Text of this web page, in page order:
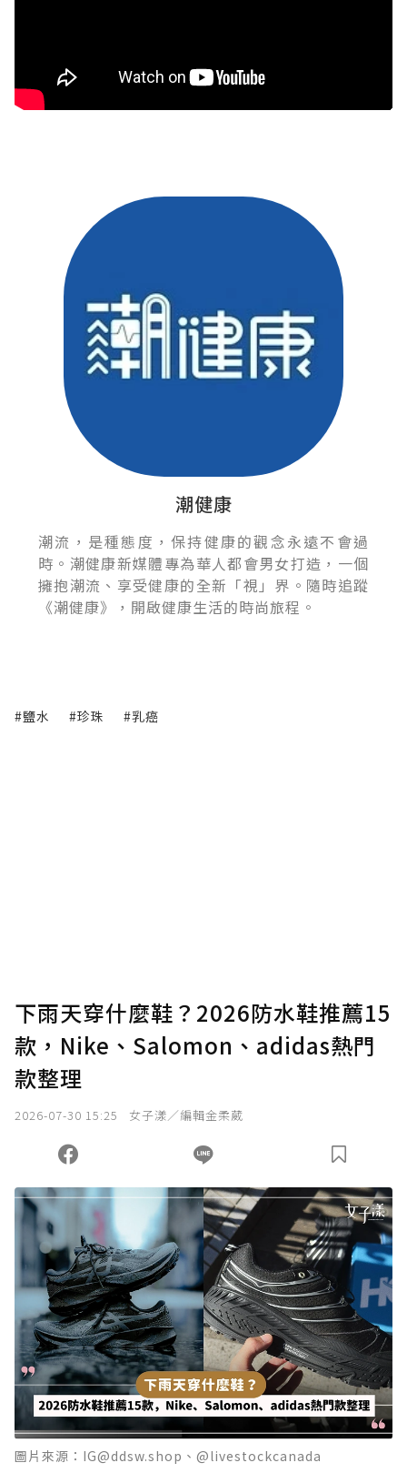
潮健康
潮流，是種態度，保持健康的觀念永遠不會過
時。潮健康新媒體專為華人都會男女打造，一個
擁抱潮流、享受健康的全新「視」界。隨時追蹤
《潮健康》，開啟健康生活的時尚旅程。
#鹽水 #珍珠 #乳癌
下雨天穿什麼鞋？2026防水鞋推薦15
款，Nike、Salomon、adidas熱門
款整理
2026-07-30 15:25 女子漾／編輯金柔葳
圖片來源：IG@ddsw.shop、@livestockcanada